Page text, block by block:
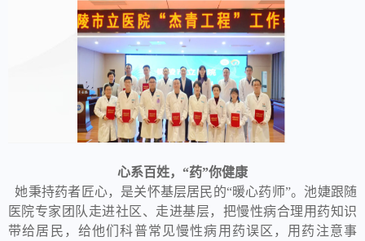
心系百姓，“药”你健康
她秉持药者匠心，是关怀基层居民的“暖心药师”。池婕跟随
医院专家团队走进社区、走进基层，把慢性病合理用药知识
带给居民，给他们科普常见慢性病用药误区，用药注意事